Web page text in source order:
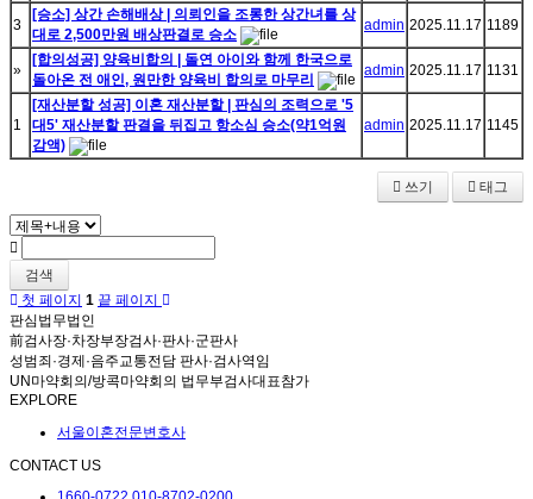
3
[승소] 상간 손해배상 | 의뢰인을 조롱한 상간녀를 상
대로 2,500만원 배상판결로 승소
admin 2025.11.17 1189
»
[합의성공] 양육비합의 | 돌연 아이와 함께 한국으로
돌아온 전 애인, 원만한 양육비 합의로 마무리
admin 2025.11.17 1131
1
[재산분할 성공] 이혼 재산분할 | 판심의 조력으로 '5
대5' 재산분할 판결을 뒤집고 항소심 승소(약1억원
감액)
admin 2025.11.17 1145
쓰기 태그
검색
첫 페이지 1 끝 페이지
판심법무법인
前검사장·차장부장검사·판사·군판사
성범죄·경제·음주교통전담 판사·검사역임
UN마약회의/방콕마약회의 법무부검사대표참가
EXPLORE
서울이혼전문변호사
CONTACT US